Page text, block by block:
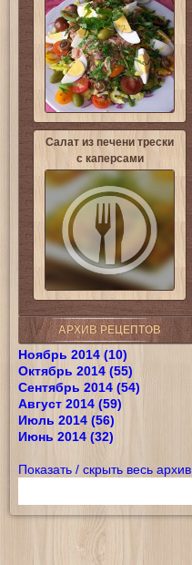
Салат из печени трески
с каперсами
АРХИВ РЕЦЕПТОВ
Ноябрь 2014 (10)
Октябрь 2014 (55)
Сентябрь 2014 (54)
Август 2014 (59)
Июль 2014 (56)
Июнь 2014 (32)
Показать / скрыть весь архив